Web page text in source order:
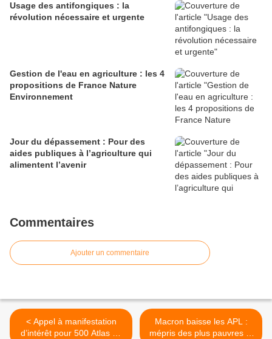
Usage des antifongiques : la
révolution nécessaire et urgente
Gestion de l'eau en agriculture : les 4
propositions de France Nature
Environnement
Jour du dépassement : Pour des
aides publiques à l’agriculture qui
alimentent l’avenir
Commentaires
Ajouter un commentaire
< Appel à manifestation
d’intérêt pour 500 Atlas de
Macron baisse les APL :
mépris des plus pauvres et